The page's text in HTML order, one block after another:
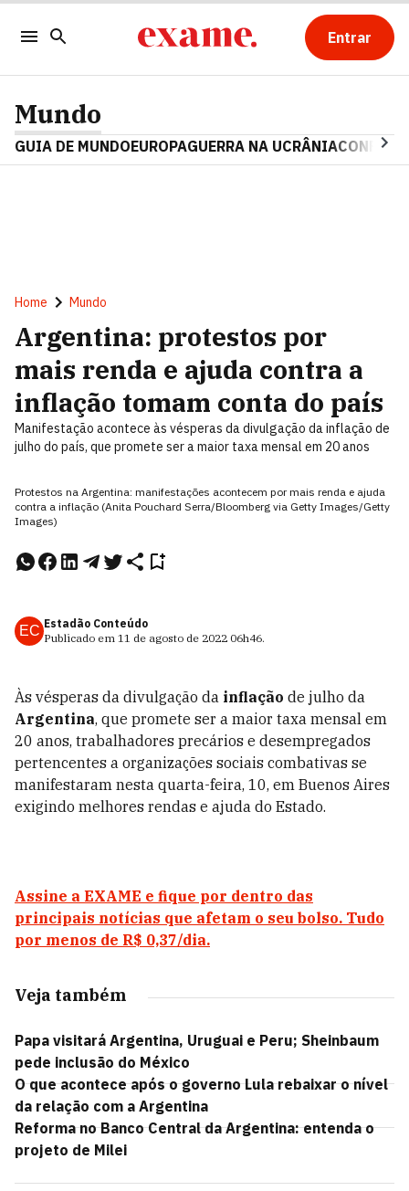
Entrar
Mundo
GUIA DE MUNDOEUROPAGUERRA NA UCRÂNIA
Home Mundo
Argentina: protestos por
mais renda e ajuda contra a
inflação tomam conta do país
Manifestação acontece às vésperas da divulgação da inflação de
julho do país, que promete ser a maior taxa mensal em 20 anos
Protestos na Argentina: manifestações acontecem por mais renda e ajuda
contra a inflação (Anita Pouchard Serra/Bloomberg via Getty Images/Getty
Images)
EC Estadão Conteúdo
Publicado em 11 de agosto de 2022 06h46.
Às vésperas da divulgação da inflação de julho da
Argentina, que promete ser a maior taxa mensal em
20 anos, trabalhadores precários e desempregados
pertencentes a organizações sociais combativas se
manifestaram nesta quarta-feira, 10, em Buenos Aires
exigindo melhores rendas e ajuda do Estado.
Assine a EXAME e fique por dentro das
principais notícias que afetam o seu bolso. Tudo
por menos de R$ 0,37/dia.
Veja também
Papa visitará Argentina, Uruguai e Peru; Sheinbaum
pede inclusão do México
O que acontece após o governo Lula rebaixar o nível
da relação com a Argentina
Reforma no Banco Central da Argentina: entenda o
projeto de Milei